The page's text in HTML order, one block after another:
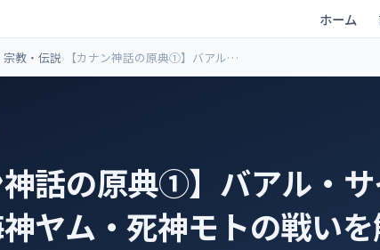
ホーム
教・伝説
【カナン神話の原典①】バアル・
サイクル ― 嵐の神バアルと海神ヤ
神話の原典①】バアル・
ヤム・死神モトの戦い